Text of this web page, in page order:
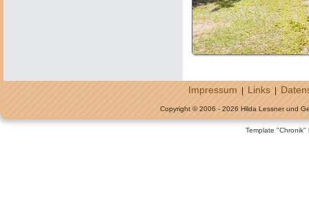
Impressum|Links|
Copyright © 2006 - 2026 Hilda Lessner und
Template